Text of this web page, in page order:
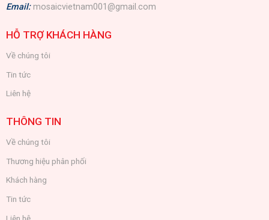
Email: mosaicvietnam001@gmail.com
HỖ TRỢ KHÁCH HÀNG
Về chúng tôi
Tin tức
Liên hệ
THÔNG TIN
Về chúng tôi
Thương hiệu phân phối
Khách hàng
Tin tức
Liên hệ